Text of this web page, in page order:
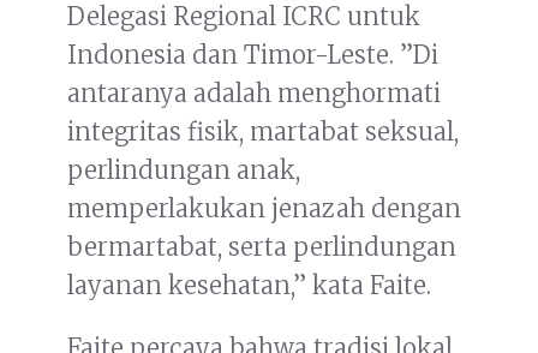
Delegasi Regional ICRC untuk
Indonesia dan Timor-Leste. ”Di
antaranya adalah menghormati
integritas fisik, martabat seksual,
perlindungan anak,
memperlakukan jenazah dengan
bermartabat, serta perlindungan
layanan kesehatan,” kata Faite.